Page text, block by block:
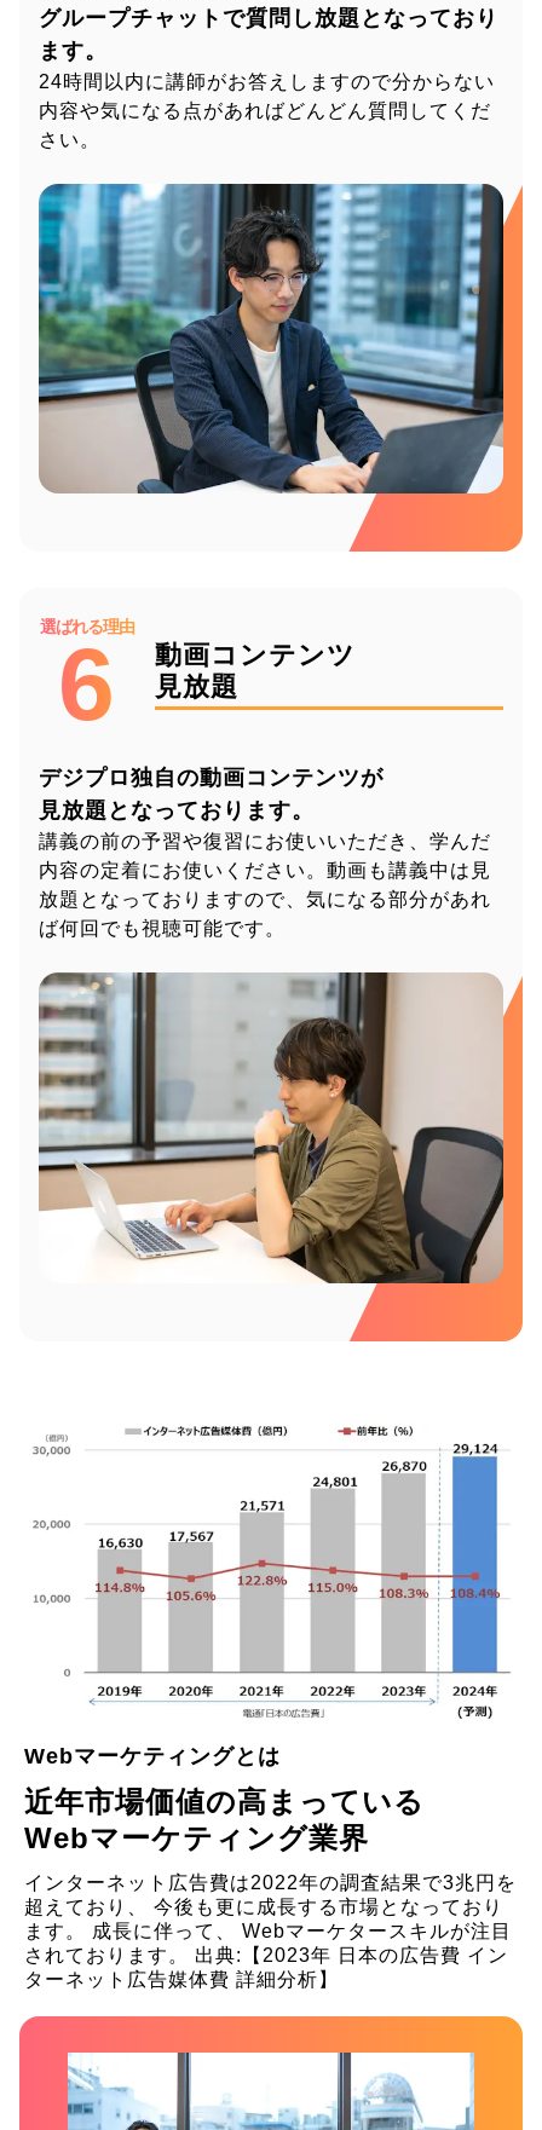
グループチャットで質問し放題となっており
ます。
24時間以内に講師がお答えしますので分からない
内容や気になる点があればどんどん質問してくだ
さい。
選ばれる理由
6
動画コンテンツ
見放題
デジプロ独自の動画コンテンツが
見放題となっております。
講義の前の予習や復習にお使いいただき、 学んだ
内容の定着にお使いください。 動画も講義中は見
放題となっておりますので、気になる部分があれ
ば何回でも視聴可能です。
Webマーケティングとは
近年市場価値の高まっている
Webマーケティング業界
インターネット広告費は2022年の調査結果で3兆円を
超えており、
今後も更に成長する市場となっており
ます。
成長に伴って、 Webマーケタースキルが注目
されております。
出典:【2023年 日本の広告費 イン
ターネット広告媒体費 詳細分析】